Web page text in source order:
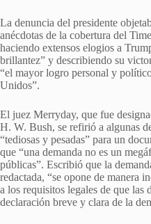
La denuncia del presidente
anécdotas de la cobertura del
haciendo extensos elogios a
brillantez” y describiendo su
“el mayor logro personal y
Unidos”.
El juez Merryday, que fue
H. W. Bush, se refirió a algunas
“tediosas y pesadas” para un
que “una demanda no es un
públicas”. Escribió que la
redactada, “se opone de manera
a los requisitos legales de que las
declaración breve y clara de la